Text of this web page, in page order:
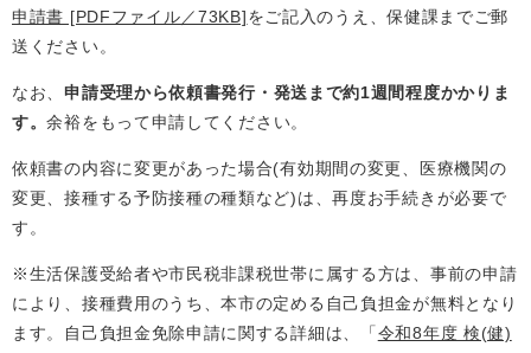
申請書 [PDFファイル／73KB]をご記入のうえ、保健課までご郵
送ください。
なお、申請受理から依頼書発行・発送まで約1週間程度かかりま
す。余裕をもって申請してください。
依頼書の内容に変更があった場合(有効期間の変更、医療機関の
変更、接種する予防接種の種類など)は、再度お手続きが必要で
す。
※生活保護受給者や市民税非課税世帯に属する方は、事前の申請
により、接種費用のうち、本市の定める自己負担金が無料となり
ます。自己負担金免除申請に関する詳細は、「令和8年度 検(健)